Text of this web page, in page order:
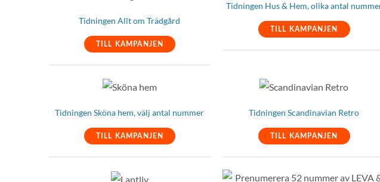
Tidningen Allt om Trädgård
TILL KAMPANJEN
Tidningen Hus & Hem, olika antal
TILL KAMPANJEN
Tidningen Sköna hem, välj antal nummer
TILL KAMPANJEN
Tidningen Scandinavian Retro
TILL KAMPANJEN